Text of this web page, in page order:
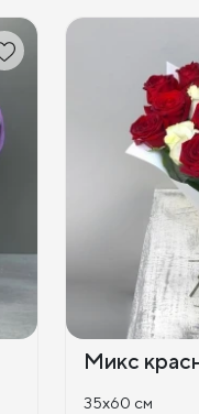
Микс
35x60 см